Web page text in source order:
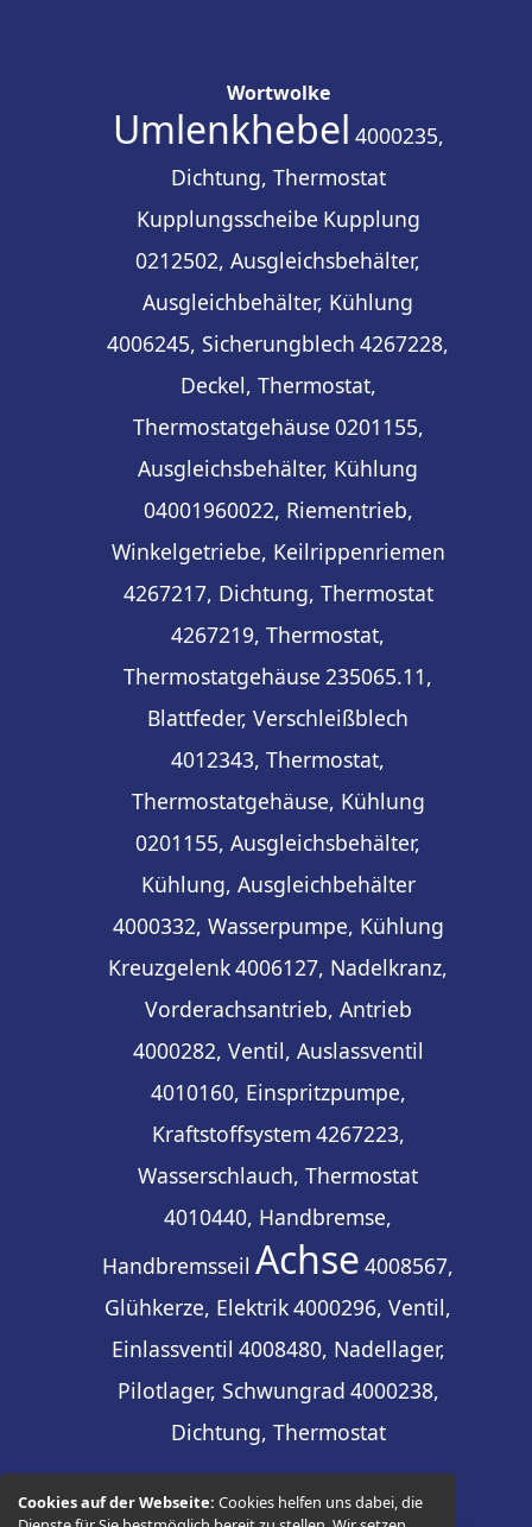
Cookies auf der Webseite:Cookies helfen uns dabei, die
Wortwolke
Umlenkhebel 4000235,
Dichtung, Thermostat
Kupplungsscheibe Kupplung
0212502, Ausgleichsbehälter,
Ausgleichbehälter, Kühlung
4006245, Sicherungblech 4267228,
Deckel, Thermostat,
Thermostatgehäuse 0201155,
Ausgleichsbehälter, Kühlung
04001960022, Riementrieb,
Winkelgetriebe, Keilrippenriemen
4267217, Dichtung, Thermostat
4267219, Thermostat,
Thermostatgehäuse 235065.11,
Blattfeder, Verschleißblech
4012343, Thermostat,
Thermostatgehäuse, Kühlung
0201155, Ausgleichsbehälter,
Kühlung, Ausgleichbehälter
4000332, Wasserpumpe, Kühlung
Kreuzgelenk4006127, Nadelkranz,
Vorderachsantrieb, Antrieb
4000282, Ventil, Auslassventil
4010160, Einspritzpumpe,
Kraftstoffsystem 4267223,
Wasserschlauch, Thermostat
4010440, Handbremse,
Handbremsseil Achse 4008567,
Glühkerze, Elektrik4000296, Ventil,
Einlassventil 4008480, Nadellager,
Pilotlager, Schwungrad 4000238,
Dichtung, Thermostat